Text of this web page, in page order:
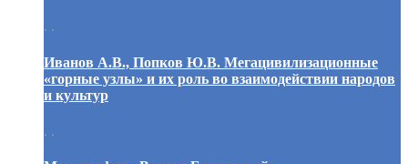
. .
Иванов А.В., Попков Ю.В. Мегацивилизационные
«горные узлы» и их роль во взаимодействии народов
и культур
. .